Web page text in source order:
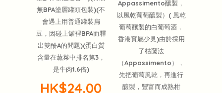
無BPA塗層罐頭包裝)(不
會遇上用普通罐裝扁
豆，因碰上罐裡BPA而釋
出雙酚A的問題)(蛋白質
含量在蔬菜中排名第3，
是牛肉1.6倍)
HK$24.00
Appassimento釀製，
以風乾葡萄釀製）( 風乾
葡萄釀製的白葡萄酒，
香港實屬少見)由於採用
了枯藤法
（Appassimento），
先把葡萄風乾，再進行
釀製，豐富而成熟柑